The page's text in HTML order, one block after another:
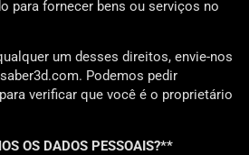
para fornecer bens ou serviços no
um desses direitos, envie-nos
Podemos pedir
verificar que você é o proprietário
OS DADOS PESSOAIS?**